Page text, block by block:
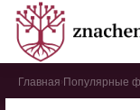
Главная Популярные